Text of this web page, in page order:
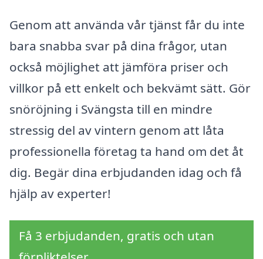
Genom att använda vår tjänst får du inte
bara snabba svar på dina frågor, utan
också möjlighet att jämföra priser och
villkor på ett enkelt och bekvämt sätt. Gör
snöröjning i Svängsta till en mindre
stressig del av vintern genom att låta
professionella företag ta hand om det åt
dig. Begär dina erbjudanden idag och få
hjälp av experter!
Få 3 erbjudanden, gratis och utan